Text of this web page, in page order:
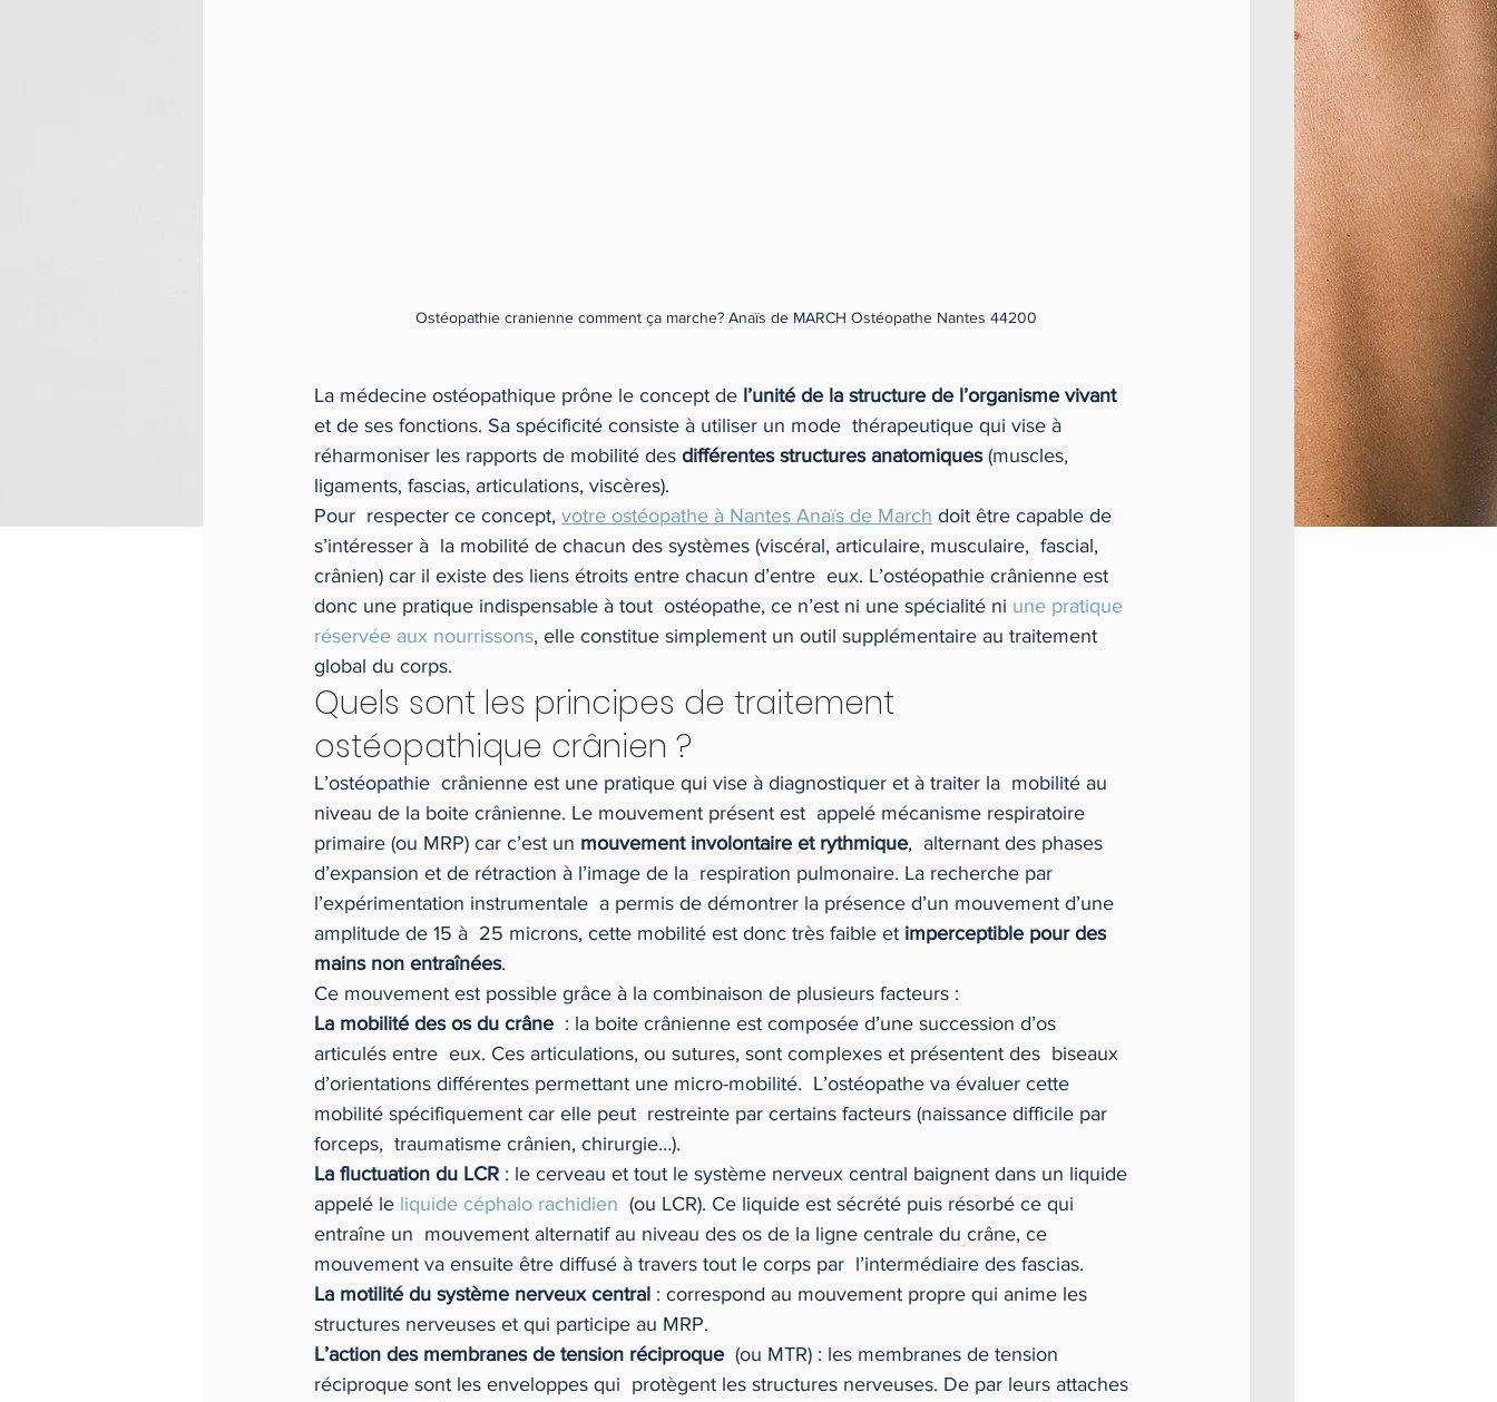
Ostéopathie cranienne comment ça marche? Anaïs de MARCH Ostéopathe Nantes 44200
La médecine ostéopathique prône le concept de l’unité de la structure de l’organisme vivant
et de ses fonctions. Sa spécificité consiste à utiliser un mode  thérapeutique qui vise à
réharmoniser les rapports de mobilité des différentes structures anatomiques (muscles,
ligaments, fascias, articulations, viscères).
Pour  respecter ce concept, votre ostéopathe à Nantes Anaïs de March doit être capable de
s’intéresser à  la mobilité de chacun des systèmes (viscéral, articulaire, musculaire,  fascial,
crânien) car il existe des liens étroits entre chacun d’entre  eux. L’ostéopathie crânienne est
donc une pratique indispensable à tout  ostéopathe, ce n’est ni une spécialité ni une pratique
réservée aux nourrissons, elle constitue simplement un outil supplémentaire au traitement
global du corps.
Quels sont les principes de traitement
ostéopathique crânien ?
L’ostéopathie  crânienne est une pratique qui vise à diagnostiquer et à traiter la  mobilité au
niveau de la boite crânienne. Le mouvement présent est  appelé mécanisme respiratoire
primaire (ou MRP) car c’est un mouvement involontaire et rythmique,  alternant des phases
d’expansion et de rétraction à l’image de la  respiration pulmonaire. La recherche par
l’expérimentation instrumentale  a permis de démontrer la présence d’un mouvement d’une
amplitude de 15 à  25 microns, cette mobilité est donc très faible et imperceptible pour des
mains non entraînées.
Ce mouvement est possible grâce à la combinaison de plusieurs facteurs :
La mobilité des os du crâne
  : la boite crânienne est composée d’une succession d’os
articulés entre  eux. Ces articulations, ou sutures, sont complexes et présentent des  biseaux
d’orientations différentes permettant une micro-mobilité.  L’ostéopathe va évaluer cette
mobilité spécifiquement car elle peut  restreinte par certains facteurs (naissance difficile par
forceps,  traumatisme crânien, chirurgie…).
La fluctuation du LCR : le cerveau et tout le système nerveux central baignent dans un liquide
appelé le liquide céphalo rachidien
  (ou LCR). Ce liquide est sécrété puis résorbé ce qui
entraîne un  mouvement alternatif au niveau des os de la ligne centrale du crâne, ce
mouvement va ensuite être diffusé à travers tout le corps par  l’intermédiaire des fascias.
La motilité du système nerveux central : correspond au mouvement propre qui anime les
structures nerveuses et qui participe au MRP.
L’action des membranes de tension réciproque
  (ou MTR) : les membranes de tension
réciproque sont les enveloppes qui  protègent les structures nerveuses. De par leurs attaches